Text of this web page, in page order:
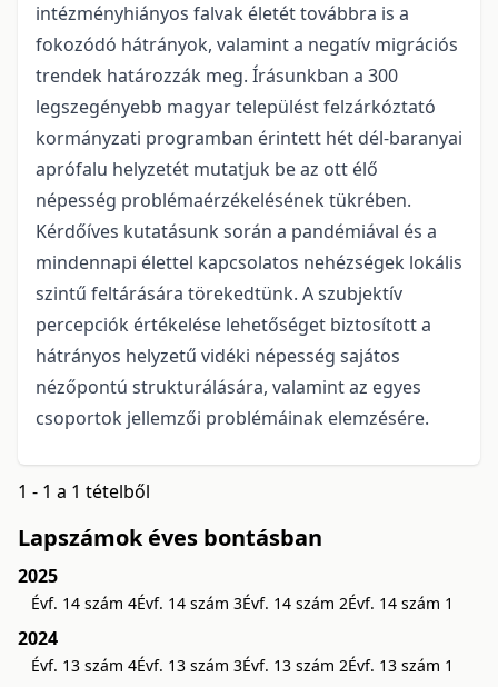
intézményhiányos falvak életét továbbra is a
fokozódó hátrányok, valamint a negatív migrációs
trendek határozzák meg. Írásunkban a 300
legszegényebb magyar települést felzárkóztató
kormányzati programban érintett hét dél-baranyai
aprófalu helyzetét mutatjuk be az ott élő
népesség problémaérzékelésének tükrében.
Kérdőíves kutatásunk során a pandémiával és a
mindennapi élettel kapcsolatos nehézségek lokális
szintű feltárására törekedtünk. A szubjektív
percepciók értékelése lehetőséget biztosított a
hátrányos helyzetű vidéki népesség sajátos
nézőpontú strukturálására, valamint az egyes
csoportok jellemzői problémáinak elemzésére.
1 - 1 a 1 tételből
Lapszámok éves bontásban
2025
Évf. 14 szám 4Évf. 14 szám 3Évf. 14 szám 2Évf. 14 szám 1
2024
Évf. 13 szám 4Évf. 13 szám 3Évf. 13 szám 2Évf. 13 szám 1